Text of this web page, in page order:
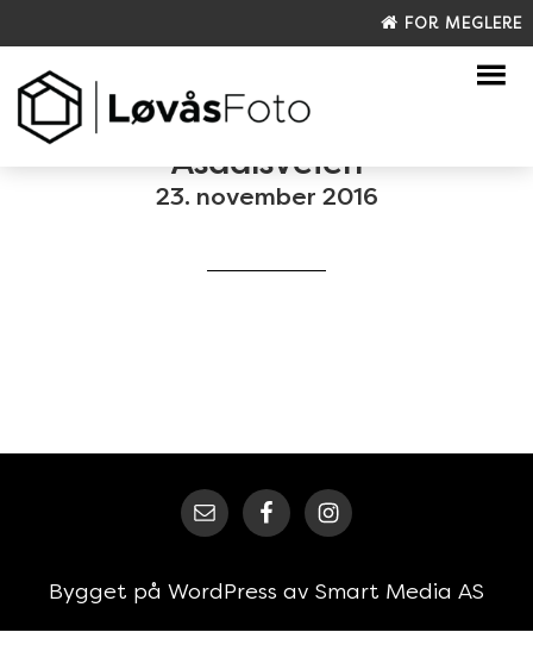
FOR MEGLERE
Åsdalsveien
23. november 2016
Bygget på WordPress av Smart Media AS